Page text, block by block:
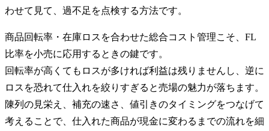
わせて見て、過不足を点検する方法です。
商品回転率・在庫ロスを合わせた総合コスト管理こそ、FL
比率を小売に応用するときの鍵です。
回転率が高くてもロスが多ければ利益は残りませんし、逆に
ロスを恐れて仕入れを絞りすぎると売場の魅力が落ちます。
陳列の見栄え、補充の速さ、値引きのタイミングをつなげて
考えることで、仕入れた商品が現金に変わるまでの流れを細